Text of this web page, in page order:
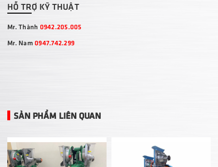
HỖ TRỢ KỸ THUẬT
Mr. Thành 0942.205.005
Mr. Nam 0947.742.299
SẢN PHẨM LIÊN QUAN